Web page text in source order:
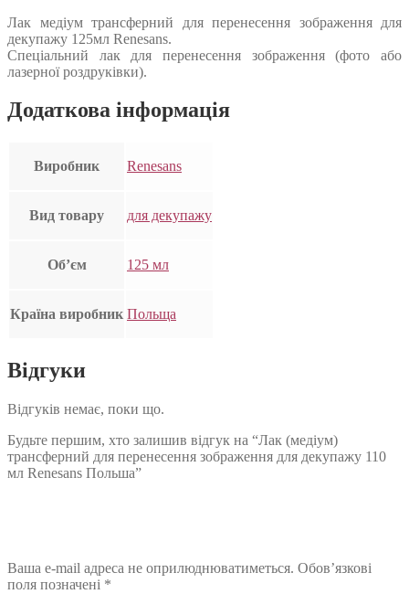
Лак медіум трансферний для перенесення зображення для
декупажу 125мл Renesans.
Спеціальний лак для перенесення зображення (фото або
лазерної роздруківки).
Додаткова інформація
Виробник Renesans
Вид товару для декупажу
Об’єм 125 мл
Країна виробник Польща
Відгуки
Відгуків немає, поки що.
Будьте першим, хто залишив відгук на “Лак (медіум)
трансферний для перенесення зображення для декупажу 110
мл Renesans Польша”
Ваша e-mail адреса не оприлюднюватиметься. Обов’язкові
поля позначені *